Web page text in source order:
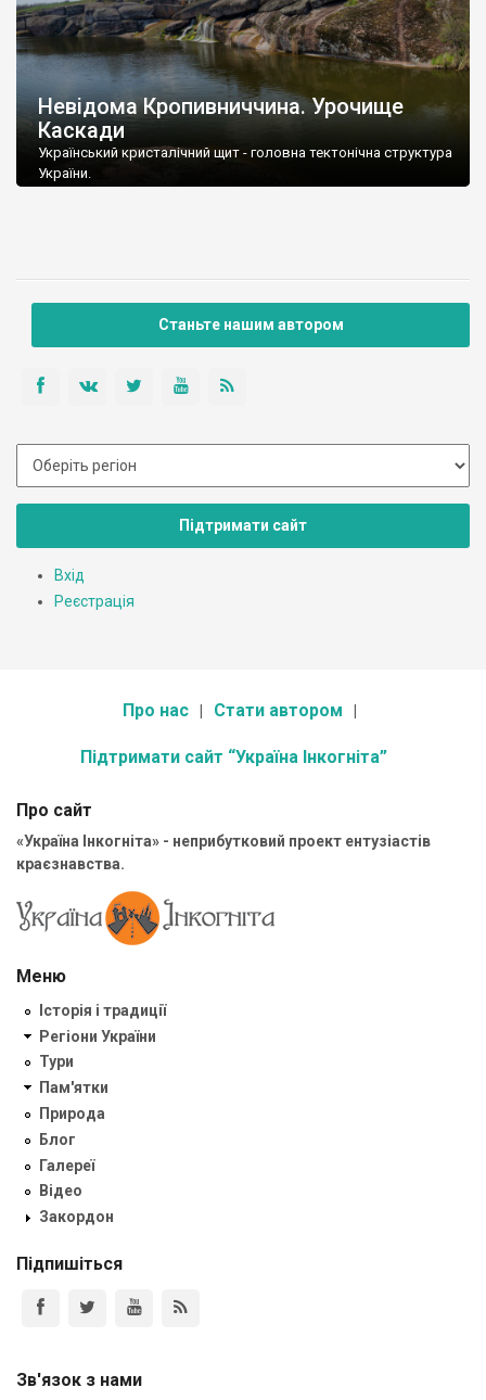
Невідома Кропивниччина. Урочище
Каскади
Український кристалічний щит - головна тектонічна структура
України.
Станьте нашим автором
Підтримати сайт
Вхід
Реєстрація
Про нас Стати автором
Підтримати сайт “Україна Інкогніта”
Про сайт
«Україна Інкогніта» - неприбутковий проект ентузіастів
краєзнавства.
Меню
Історія і традиції
Регіони України
Тури
Пам'ятки
Природа
Блог
Галереї
Відео
Закордон
Підпишіться
Зв'язок з нами